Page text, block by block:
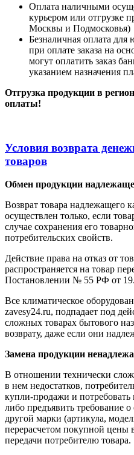
Оплата наличными
курьером или отгрузке
Москвы и Подмосковья)
Безналичная оплата
при оплате заказа на
могут оплатить заказ
указанием назначения
Отгрузка продукции в
оплаты!
Условия возврата
товаров
Обмен продукции
Возврат товара надлежащего
осуществлен только, если
случае сохранения его
потребительских свойств.
Действие права на отказ от
распространяется на товар
Постановлении № 55 РФ от
Все климатическое
zavesy24.ru, подпадает под
сложных товарах бытового
возврату, даже если они
Замена продукции
В отношении технически
в нем недостатков,
купли-продажи и
либо предъявить требование
другой марки (артикула,
перерасчетом покупной цены
передачи потребителю товара.